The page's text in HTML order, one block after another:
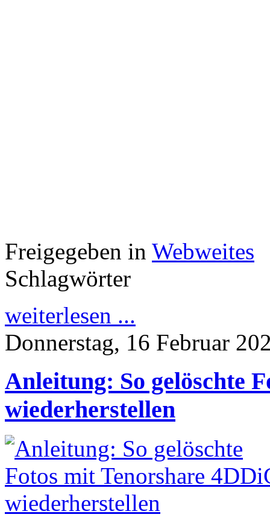
Freigegeben in Webweites
Schlagwörter
weiterlesen ...
Donnerstag, 16 Februar
Anleitung: So gelöschte
wiederherstellen